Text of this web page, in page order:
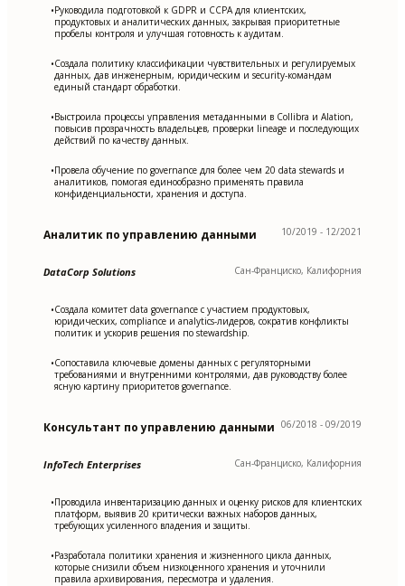
•Руководила подготовкой к GDPR и CCPA для клиентских,
продуктовых и аналитических данных, закрывая приоритетные
пробелы контроля и улучшая готовность к аудитам.
•Создала политику классификации чувствительных и регулируемых
данных, дав инженерным, юридическим и security-командам
единый стандарт обработки.
•Выстроила процессы управления метаданными в Collibra и Alation,
повысив прозрачность владельцев, проверки lineage и последующих
действий по качеству данных.
•Провела обучение по governance для более чем 20 data stewards и
аналитиков, помогая единообразно применять правила
конфиденциальности, хранения и доступа.
Аналитик по управлению данными 10/2019 - 12/2021
DataCorp Solutions Сан-Франциско, Калифорния
•Создала комитет data governance с участием продуктовых,
юридических, compliance и analytics-лидеров, сократив конфликты
политик и ускорив решения по stewardship.
•Сопоставила ключевые домены данных с регуляторными
требованиями и внутренними контролями, дав руководству более
ясную картину приоритетов governance.
Консультант по управлению данными 06/2018 - 09/2019
InfoTech Enterprises Сан-Франциско, Калифорния
•Проводила инвентаризацию данных и оценку рисков для клиентских
платформ, выявив 20 критически важных наборов данных,
требующих усиленного владения и защиты.
•Разработала политики хранения и жизненного цикла данных,
которые снизили объем низкоценного хранения и уточнили
правила архивирования, пересмотра и удаления.